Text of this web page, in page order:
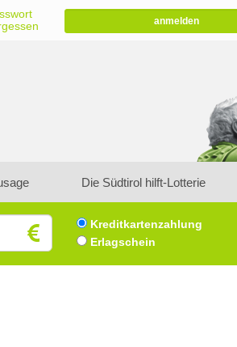
anmelden
Die Südtirol hilft-Lotterie
Kreditkartenzahlung
Erlagschein